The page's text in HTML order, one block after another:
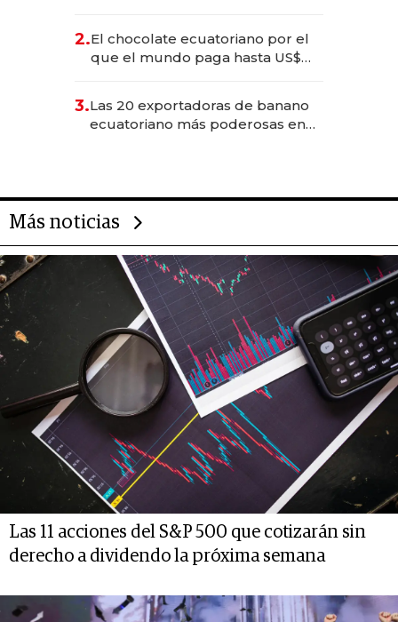
2.El chocolate ecuatoriano por el
que el mundo paga hasta US$
3.Las 20 exportadoras de banano
ecuatoriano más poderosas en
Más noticias
Las 11 acciones del S&P 500 que cotizarán sin
derecho a dividendo la próxima semana